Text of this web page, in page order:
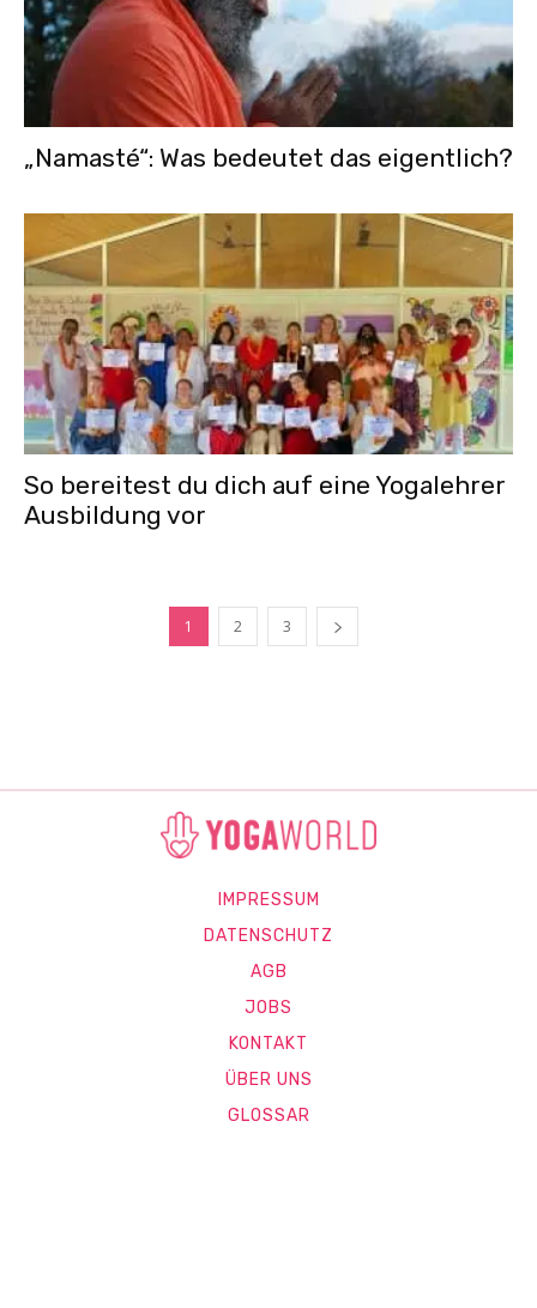
„Namasté“: Was bedeutet das eigentlich?
So bereitest du dich auf eine Yogalehrer
Ausbildung vor
1 2 3
IMPRESSUM
DATENSCHUTZ
AGB
JOBS
KONTAKT
ÜBER UNS
GLOSSAR